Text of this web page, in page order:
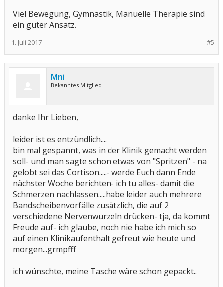
Viel Bewegung, Gymnastik, Manuelle Therapie sind
ein guter Ansatz.
#5
1. Juli 2017
Mni
Bekanntes Mitglied
danke Ihr Lieben,
leider ist es entzündlich....
bin mal gespannt, was in der Klinik gemacht werden
soll- und man sagte schon etwas von "Spritzen" - na
gelobt sei das Cortison.....- werde Euch dann Ende
nächster Woche berichten- ich tu alles- damit die
Schmerzen nachlassen.....habe leider auch mehrere
Bandscheibenvorfälle zusätzlich, die auf 2
verschiedene Nervenwurzeln drücken- tja, da kommt
Freude auf- ich glaube, noch nie habe ich mich so
auf einen Klinikaufenthalt gefreut wie heute und
morgen...grmpfff
ich wünschte, meine Tasche wäre schon gepackt..